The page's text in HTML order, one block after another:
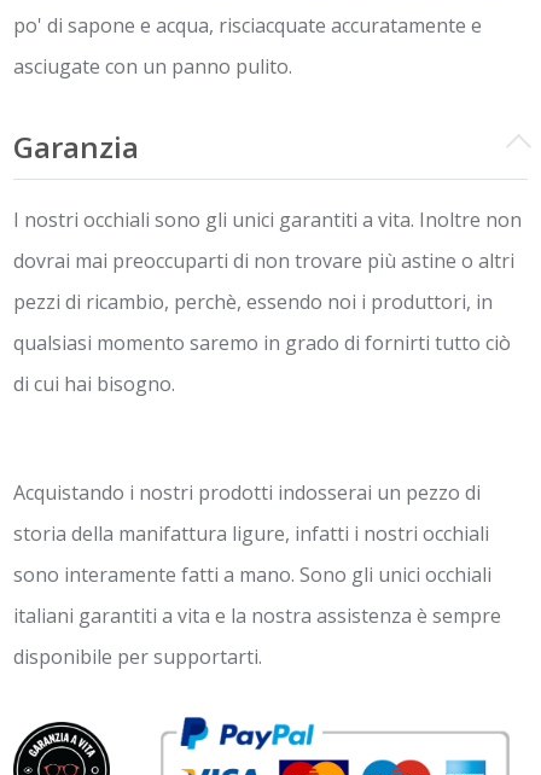
po' di sapone e acqua, risciacquate accuratamente e
asciugate con un panno pulito.
Garanzia
I nostri occhiali sono gli unici garantiti a vita. Inoltre non
dovrai mai preoccuparti di non trovare più astine o altri
pezzi di ricambio, perchè, essendo noi i produttori, in
qualsiasi momento saremo in grado di fornirti tutto ciò
di cui hai bisogno.
Acquistando i nostri prodotti indosserai un pezzo di
storia della manifattura ligure, infatti i nostri occhiali
sono interamente fatti a mano. Sono gli unici occhiali
italiani garantiti a vita e la nostra assistenza è sempre
disponibile per supportarti.